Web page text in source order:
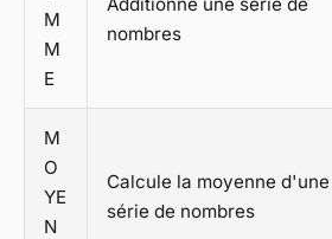
M
M
E
nombres
M
O
YE
N
Calcule la moyenne d'une
série de nombres